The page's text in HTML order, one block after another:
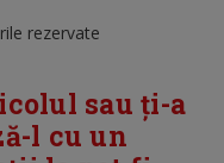
rezervate
sau ți-a
l cu un